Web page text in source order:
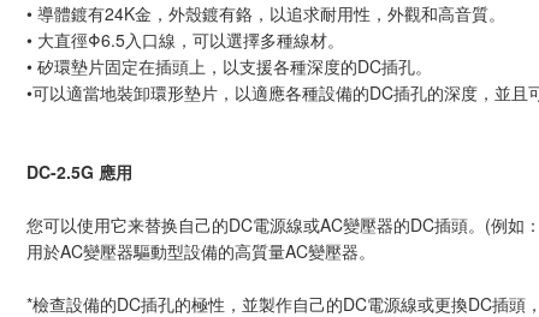
• 導體鍍有24K金，外殼鍍有鉻，以追求耐用性，外觀和高音質。
• 大直徑Φ6.5入口線，可以選擇多種線材。
• 矽環墊片固定在插頭上，以支援各種深度的DC插孔。
•可以適當地裝卸環形墊片，以適應各種設備的DC插孔的深度，並
DC-2.5G 應用
您可以使用它来替换自己的DC電源線或AC變壓器的DC插頭。(例
用於AC變壓器驅動型設備的高質量AC變壓器。
*檢查設備的DC插孔的極性，並製作自己的DC電源線或更換DC插頭